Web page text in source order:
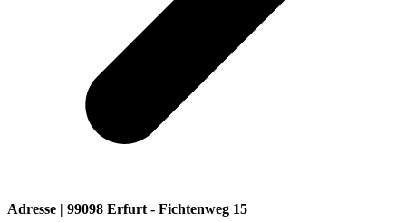
Adresse | 99098 Erfurt - Fichtenweg 15